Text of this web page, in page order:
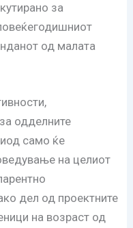
за
од малата
одделните
само ќе
на целиот
дел од проектните
на возраст од